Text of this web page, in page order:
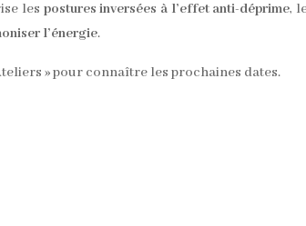
les postures inversées à l’effet anti-déprime,
l’énergie.
» pour connaître les prochaines dates.